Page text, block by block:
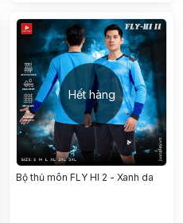
Hết hàng
Bộ thủ môn FLY HI 2 - Xanh da